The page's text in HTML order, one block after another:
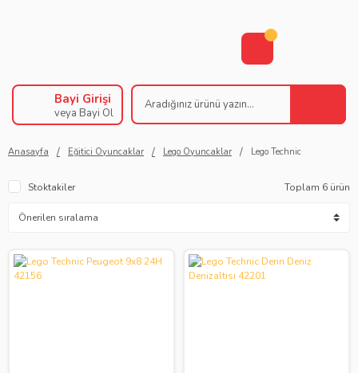
Bayi Girişi
veya Bayi Ol
Anasayfa Eğitici Oyuncaklar Lego Oyuncaklar Lego Technic
Stoktakiler Toplam 6 ürün